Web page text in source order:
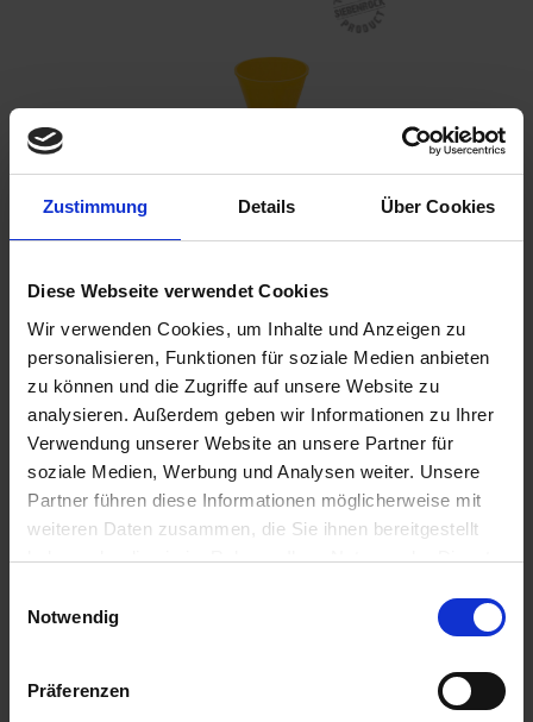
Zustimmung Details Über Cookies
Diese Webseite verwendet Cookies
Wir verwenden Cookies, um Inhalte und Anzeigen zu
personalisieren, Funktionen für soziale Medien anbieten
zu können und die Zugriffe auf unsere Website zu
analysieren. Außerdem geben wir Informationen zu Ihrer
Verwendung unserer Website an unsere Partner für
soziale Medien, Werbung und Analysen weiter. Unsere
Partner führen diese Informationen möglicherweise mit
weiteren Daten zusammen, die Sie ihnen bereitgestellt
haben oder die sie im Rahmen Ihrer Nutzung der Dienste
Cookies, wenn Sie unsere Webseite weiterhin nutzen.
Notwendig
Präferenzen
inkl. ges. USt.,zzgl. Versandkosten
Sofort versandfertig, Lieferzeit ca. 2-4 Werktage innerhalb
Deutschlands
In denWarenkorb
Merken Bewerten
Artikel Nr.: 8121099.G
Beschreibung
Hin und wieder kann Ihr BMW Zweiventiler einen guten
Schluck Motorenöl vertragen, Allerdings...
Bewertungen